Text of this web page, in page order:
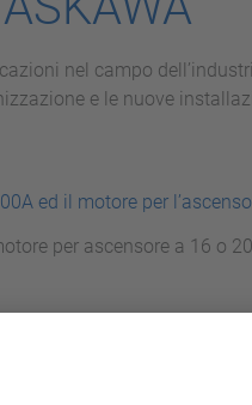
nel campo
e le nuove
ed il motore per
per ascensore a 16 o
per motori sincroni o